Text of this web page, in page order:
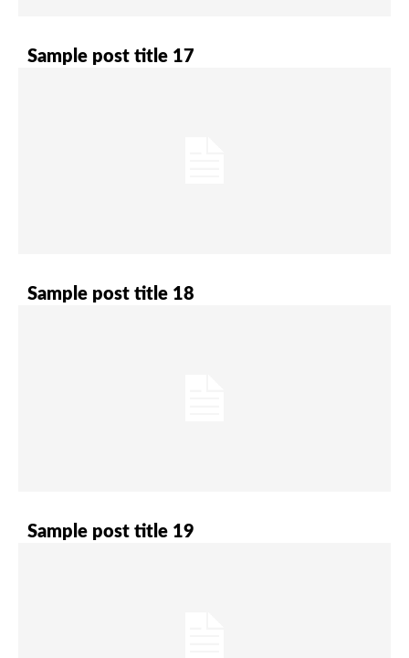
Sample post title 17
Sample post title 18
Sample post title 19